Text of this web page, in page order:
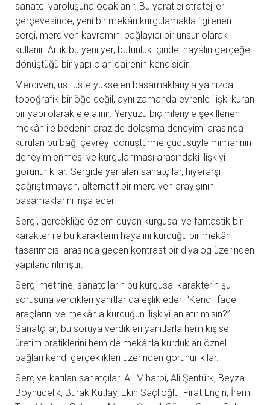
sanatçı varoluşuna odaklanır. Bu yaratıcı stratejiler
çerçevesinde, yeni bir mekân kurgulamakla ilgilenen
sergi, merdiven kavramını bağlayıcı bir unsur olarak
kullanır. Artık bu yeni yer, bütünlük içinde, hayalin gerçeğe
dönüştüğü bir yapı olan dairenin kendisidir.
Merdiven, üst üste yükselen basamaklarıyla yalnızca
topoğrafik bir öğe değil, aynı zamanda evrenle ilişki kuran
bir yapı olarak ele alınır. Yeryüzü biçimleriyle şekillenen
mekân ile bedenin arazide dolaşma deneyimi arasında
kurulan bu bağ, çevreyi dönüştürme güdüsüyle mimarinin
deneyimlenmesi ve kurgulanması arasındaki ilişkiyi
görünür kılar. Sergide yer alan sanatçılar, hiyerarşi
çağrıştırmayan, alternatif bir merdiven arayışının
basamaklarını inşa eder.
Sergi, gerçekliğe özlem duyan kurgusal ve fantastik bir
karakter ile bu karakterin hayalini kurduğu bir mekân
tasarımcısı arasında geçen kontrast bir diyalog üzerinden
yapılandırılmıştır.
Sergi metnine, sanatçıların bu kurgusal karakterin şu
sorusuna verdikleri yanıtlar da eşlik eder: “Kendi ifade
araçlarını ve mekânla kurduğun ilişkiyi anlatır mısın?”
Sanatçılar, bu soruya verdikleri yanıtlarla hem kişisel
üretim pratiklerini hem de mekânla kurdukları öznel
bağları kendi gerçeklikleri üzerinden görünür kılar.
Sergiye katılan sanatçılar: Ali Miharbi, Ali Şentürk, Beyza
Boynudelik, Burak Kutlay, Ekin Saçlıoğlu, Fırat Engin, İrem